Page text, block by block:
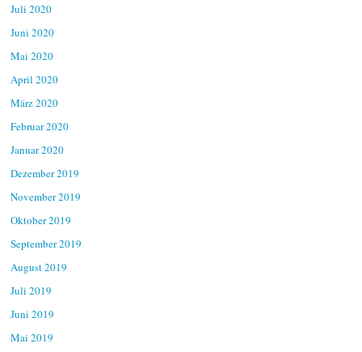
Juli 2020
Juni 2020
Mai 2020
April 2020
März 2020
Februar 2020
Januar 2020
Dezember 2019
November 2019
Oktober 2019
September 2019
August 2019
Juli 2019
Juni 2019
Mai 2019